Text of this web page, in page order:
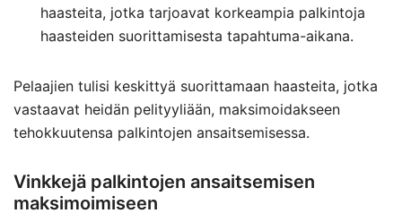
haasteita, jotka tarjoavat korkeampia palkintoja
haasteiden suorittamisesta tapahtuma-aikana.
Pelaajien tulisi keskittyä suorittamaan haasteita, jotka
vastaavat heidän pelityyliään, maksimoidakseen
tehokkuutensa palkintojen ansaitsemisessa.
Vinkkejä palkintojen ansaitsemisen
maksimoimiseen